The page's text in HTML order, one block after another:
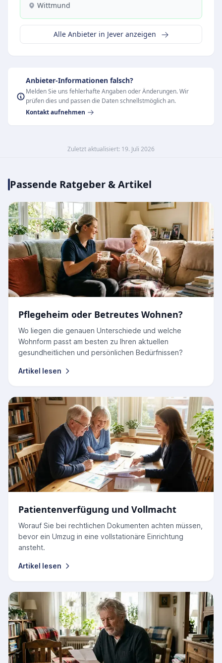
Wittmund
Alle Anbieter in Jever anzeigen
Anbieter-Informationen falsch?
Melden Sie uns fehlerhafte Angaben oder Änderungen. Wir
prüfen dies und passen die Daten schnellstmöglich an.
Kontakt aufnehmen
Zuletzt aktualisiert: 19. Juli 2026
Passende Ratgeber & Artikel
Pflegeheim oder Betreutes Wohnen?
Wo liegen die genauen Unterschiede und welche
Wohnform passt am besten zu Ihren aktuellen
gesundheitlichen und persönlichen Bedürfnissen?
Artikel lesen
Patientenverfügung und Vollmacht
Worauf Sie bei rechtlichen Dokumenten achten müssen,
bevor ein Umzug in eine vollstationäre Einrichtung
ansteht.
Artikel lesen